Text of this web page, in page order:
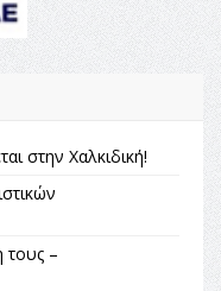
στην Χαλκιδική!
τους –